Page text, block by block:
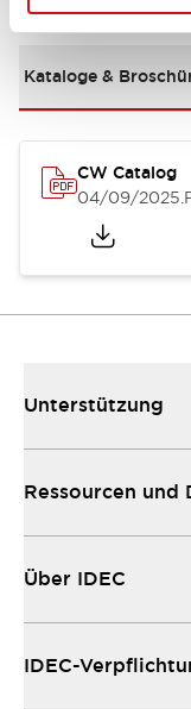
Kataloge &
CW Catalog
04/09/2025
Unterstützung
Ressourcen und
Über IDEC
IDEC-